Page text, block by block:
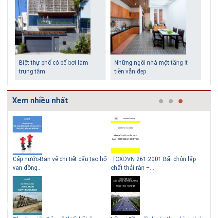
Biệt thự phố có bể bơi làm
trung tâm
Những ngôi nhà một tầng ít
tiền vẫn đẹp
Lý do nên sử dụng gạch block
để xây nhà
Thiết kế nhà siêu nhỏ độc đáo
Xem nhiều nhất
Cấp nước-Bản vẽ chi tiết cấu tạo hố
van đồng...
TCXDVN 261:2001 Bãi chôn lấp
chất thải rắn –...